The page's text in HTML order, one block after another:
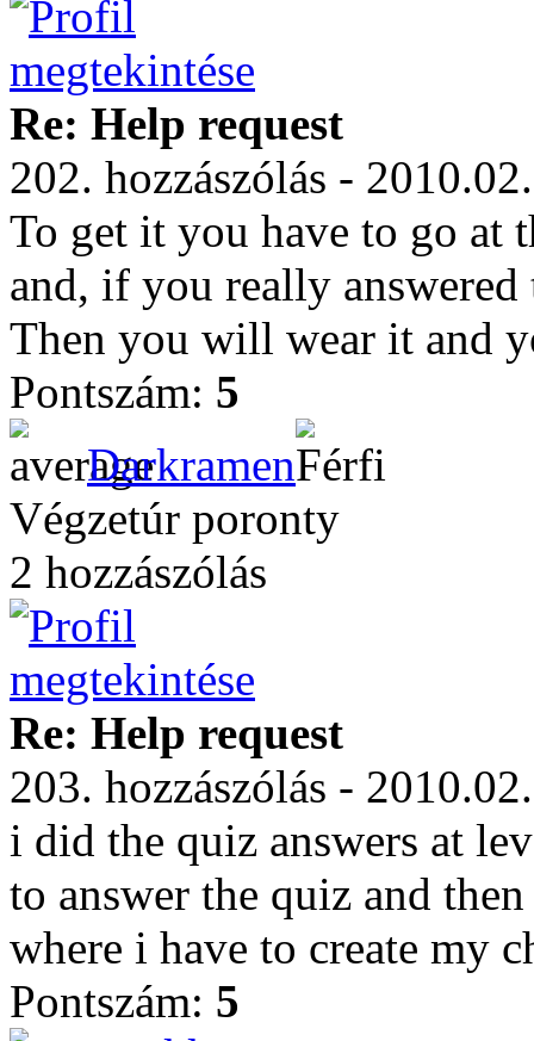
Re: Help request
202. hozzászólás -
To get it you have to go at
and, if you really
Then you will wear it and
Pontszám: 5
Darkramen
Végzetúr poronty
2 hozzászólás
Re: Help request
203. hozzászólás -
i did the quiz answers at
to answer the quiz and
where i have to create my
Pontszám: 5